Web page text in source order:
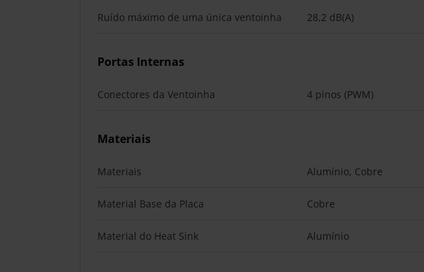
Ruído máximo de uma única ventoinha 28,2 dB(A)
Portas Internas
Conectores da Ventoinha 4 pinos (PWM)
Materiais
Materiais Alumínio, Cobre
Material Base da Placa Cobre
Material do Heat Sink Alumínio